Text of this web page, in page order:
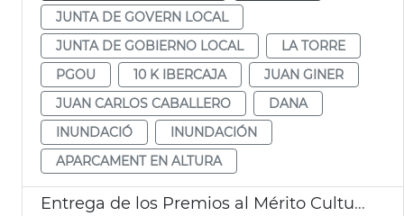
JUNTA DE GOVERN LOCAL
JUNTA DE GOBIERNO LOCAL
LA TORRE
PGOU
10 K IBERCAJA
JUAN GINER
JUAN CARLOS CABALLERO
DANA
INUNDACIÓ
INUNDACIÓN
APARCAMENT EN ALTURA
Entrega de los Premios al Mérito Cultural